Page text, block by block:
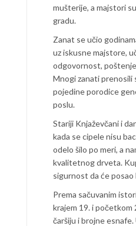
mušterije, a majstori
gradu.
Zanat se učio
uz iskusne majstore,
odgovornost,
Mnogi zanati prenosili
pojedine porodice
poslu.
Stariji Knjaževčani i
kada se cipele nisu
odelo šilo po meri, a
kvalitetnog drveta.
sigurnost da će
Prema sačuvanim
krajem 19. i početkom
čaršiju i brojne